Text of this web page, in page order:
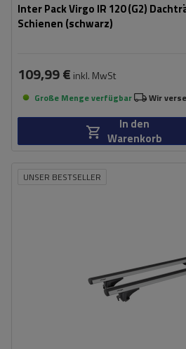
Inter Pack Virgo IR 120 (G2)
Schienen (schwarz)
109,99 € inkl. MwSt
Große Menge verfügbar Wir
In den
Warenkorb
UNSER BESTSELLER